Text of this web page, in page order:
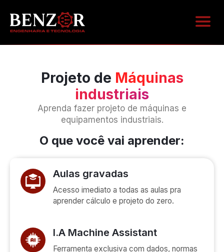
Projeto de Máquinas
industriais
Aprenda fazer projeto de máquinas e
equipamentos industriais.
O que você vai aprender:
Aulas gravadas
Acesso imediato a todas as aulas pra
aprender cálculo e projeto do zero.
I.A Machine Assistant
Ferramenta exclusiva com dados, normas